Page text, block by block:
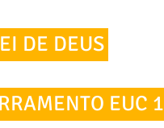
DE DEUS
EUC 1